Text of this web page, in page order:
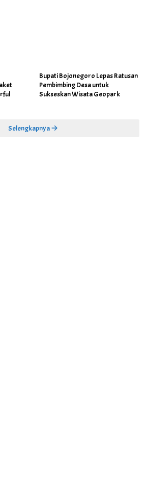
Bupati Bojonegoro Lepas Ratusan
Pembimbing Desa untuk
Sukseskan Wisata Geopark
Selengkapnya